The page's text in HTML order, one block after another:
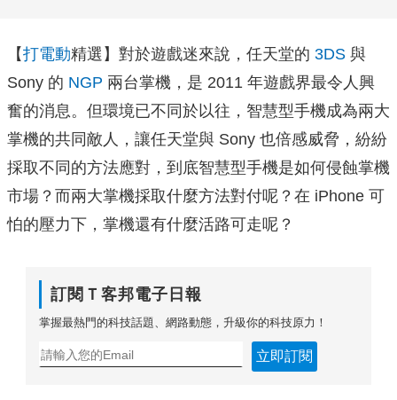
【打電動精選】對於遊戲迷來說，任天堂的 3DS 與
Sony 的 NGP 兩台掌機，是 2011 年遊戲界最令人興
奮的消息。但環境已不同於以往，智慧型手機成為兩大
掌機的共同敵人，讓任天堂與 Sony 也倍感威脅，紛紛
採取不同的方法應對，到底智慧型手機是如何侵蝕掌機
市場？而兩大掌機採取什麼方法對付呢？在 iPhone 可
怕的壓力下，掌機還有什麼活路可走呢？
訂閱Ｔ客邦電子日報
掌握最熱門的科技話題、網路動態，升級你的科技原力！
立即訂閱